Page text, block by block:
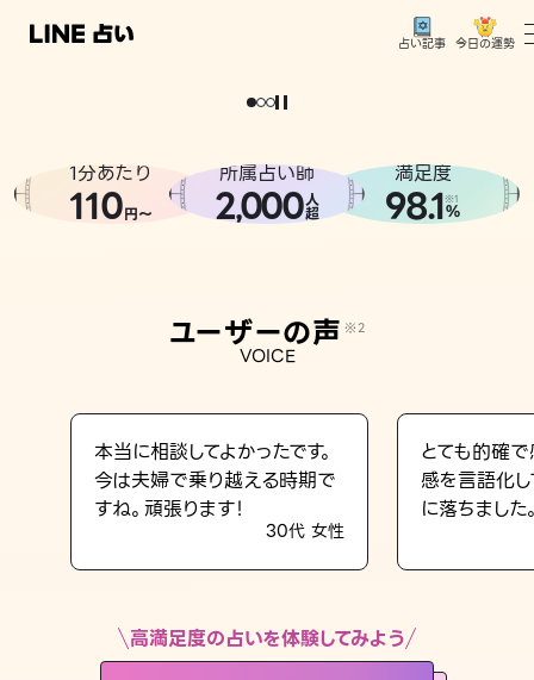
占い記事 今日の運勢
相談事例
LINE占いを開く
※LINEアプリ内のサービスページへ遷移します
どうせなら
。
1分あたり
110円〜
所属占い師
2,000人
超
満足度
98.1※1
%
ユーザーの声 ※2
VOICE
本当に相談してよかったです。
今は夫婦で乗り越える時期で
すね。頑張ります！
30代 女性
とても的確
感を言語化
に落ちました
高満足度の占いを体験してみよう